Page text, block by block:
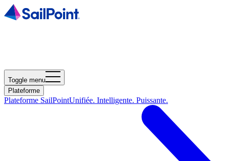
Toggle menu
Plateforme
Plateforme SailPointUnifiée. Intelligente. Puissante.